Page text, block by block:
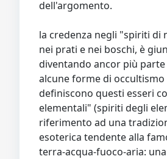
dell'argomento.
la credenza negli "spiriti di
nei prati e nei boschi, è
diventando ancor più
alcune forme di occultismo
definiscono questi esseri
elementali" (spiriti degli
riferimento ad una
esoterica tendente alla
terra-acqua-fuoco-aria: